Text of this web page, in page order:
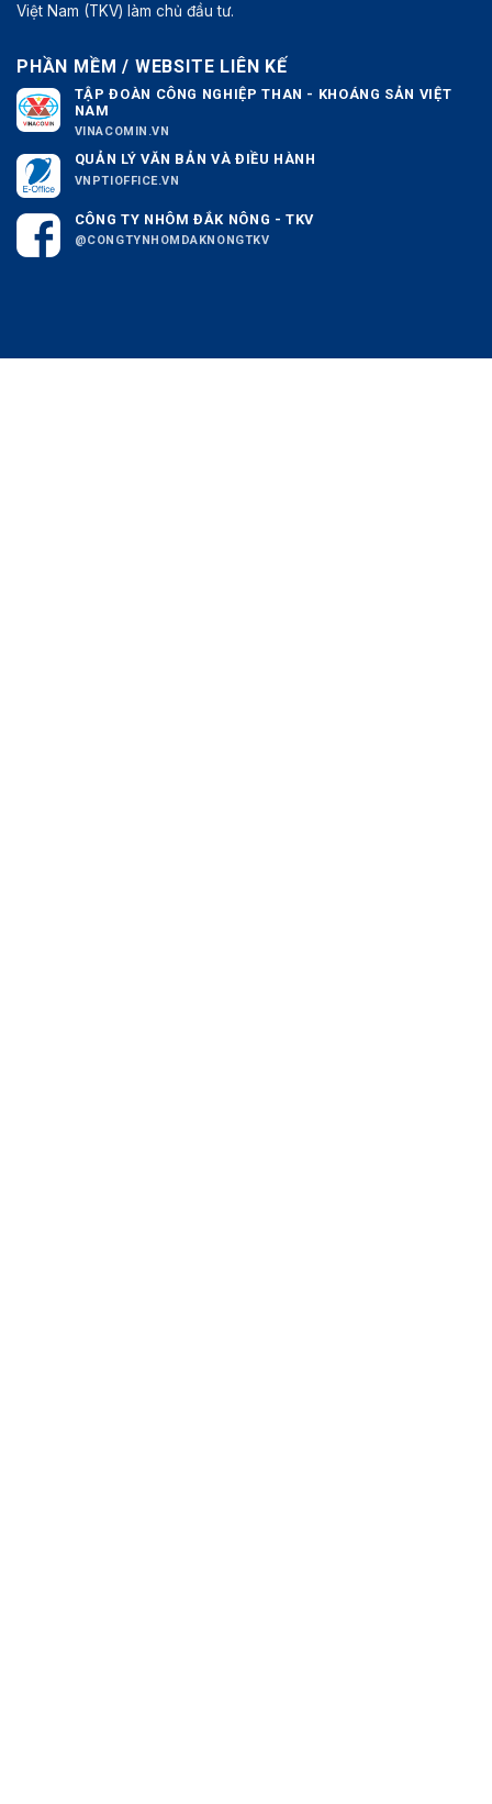
Việt Nam (TKV) làm chủ đầu tư.
PHẦN MỀM / WEBSITE LIÊN KẾ
TẬP ĐOÀN CÔNG NGHIỆP THAN - KHOÁNG SẢN VIỆT
NAM
VINACOMIN.VN
QUẢN LÝ VĂN BẢN VÀ ĐIỀU HÀNH
VNPTIOFFICE.VN
CÔNG TY NHÔM ĐẮK NÔNG - TKV
@CONGTYNHOMDAKNONGTKV